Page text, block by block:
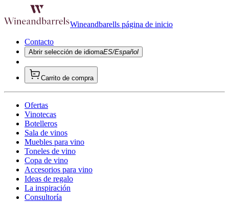
Wineandbarells página de inicio
Contacto
Abrir selección de idiomaES/Español
Carrito de compra
Ofertas
Vinotecas
Botelleros
Sala de vinos
Muebles para vino
Toneles de vino
Copa de vino
Accesorios para vino
Ideas de regalo
La inspiración
Consultoría